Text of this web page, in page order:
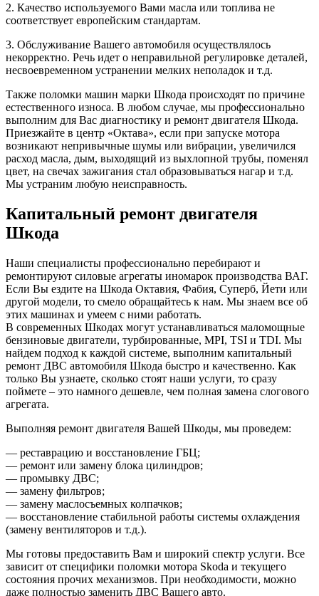
2. Качество используемого Вами масла или топлива не
соответствует европейским стандартам.
3. Обслуживание Вашего автомобиля осуществлялось
некорректно. Речь идет о неправильной регулировке деталей,
несвоевременном устранении мелких неполадок и т.д.
Также поломки машин марки Шкода происходят по причине
естественного износа. В любом случае, мы профессионально
выполним для Вас диагностику и ремонт двигателя Шкода.
Приезжайте в центр «Октава», если при запуске мотора
возникают непривычные шумы или вибрации, увеличился
расход масла, дым, выходящий из выхлопной трубы, поменял
цвет, на свечах зажигания стал образовываться нагар и т.д.
Мы устраним любую неисправность.
Капитальный ремонт двигателя
Шкода
Наши специалисты профессионально перебирают и
ремонтируют силовые агрегаты иномарок производства ВАГ.
Если Вы ездите на Шкода Октавия, Фабия, Суперб, Йети или
другой модели, то смело обращайтесь к нам. Мы знаем все об
этих машинах и умеем с ними работать.
В современных Шкодах могут устанавливаться маломощные
бензиновые двигатели, турбированные, MPI, TSI и TDI. Мы
найдем подход к каждой системе, выполним капитальный
ремонт ДВС автомобиля Шкода быстро и качественно. Как
только Вы узнаете, сколько стоят наши услуги, то сразу
поймете – это намного дешевле, чем полная замена слогового
агрегата.
Выполняя ремонт двигателя Вашей Шкоды, мы проведем:
— реставрацию и восстановление ГБЦ;
— ремонт или замену блока цилиндров;
— промывку ДВС;
— замену фильтров;
— замену маслосъемных колпачков;
— восстановление стабильной работы системы охлаждения
(замену вентиляторов и т.д.).
Мы готовы предоставить Вам и широкий спектр услуги. Все
зависит от специфики поломки мотора Skoda и текущего
состояния прочих механизмов. При необходимости, можно
даже полностью заменить ДВС Вашего авто.